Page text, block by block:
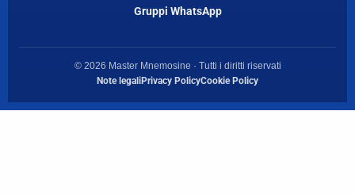
Gruppi WhatsApp
© 2026 Master Mnemosine · Tutti i diritti riservati
Note legaliPrivacy PolicyCookie Policy